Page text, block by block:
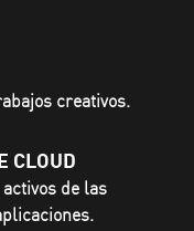
creativos.
CLOUD
de las